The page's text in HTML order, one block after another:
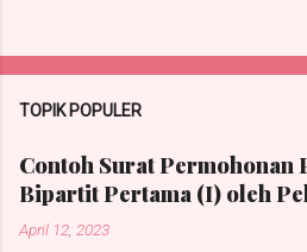
TOPIK POPULER
Contoh Surat Permohonan
Bipartit Pertama (I) oleh
April 12, 2023